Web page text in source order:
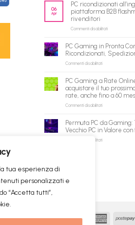
tua esperienza di
personalizzati e
“Accetta tutti”,
pronto
per
agenti
tuo
assistente
shopping
qui
06
Apr
PC ricondizionati
piattaforma B2B
rivenditori
Commenti disabilitatisu
all’ingrosso:
la
flashmac
per
rivenditori
PC Gaming in Pronta
Ricondizionati,
Commenti disabilitatisu
in
Pronta
Consegna
–
Ricondizionati,
Spedizione
PC Gaming a Rate
acquistare il tuo
rate, anche fino a 60
Commenti disabilitatisu
a
Rate
Online:
fino
a
Permuta PC da
Vecchio PC in Valore
Commenti disabilitatisu
Valore
con
Visa PayPal MasterCardAmerican
consigliati